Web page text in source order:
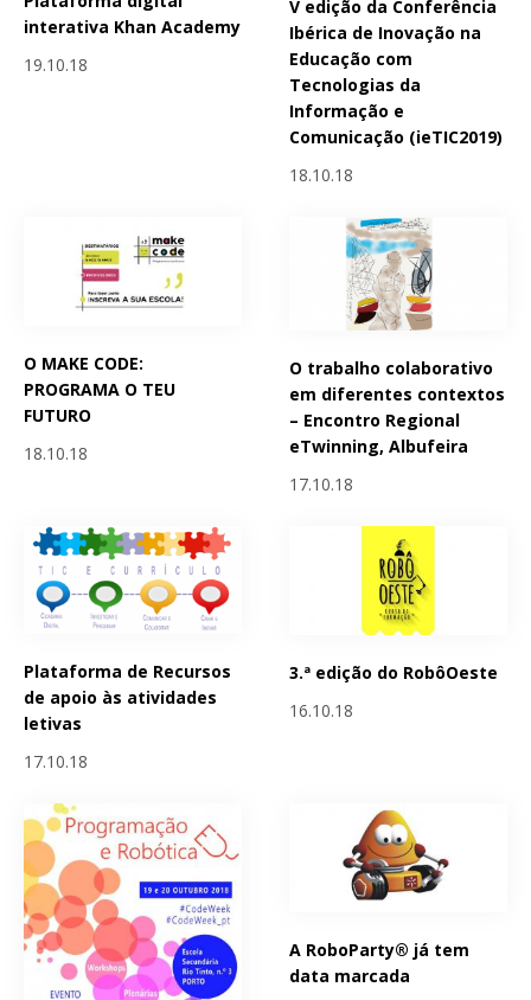
interativa Khan Academy
19.10.18
V edição da Conferência
Ibérica de Inovação na
Educação com
Tecnologias da
Informação e
Comunicação (ieTIC2019)
18.10.18
O MAKE CODE:
PROGRAMA O TEU
FUTURO
18.10.18
O trabalho colaborativo
em diferentes contextos
– Encontro Regional
eTwinning, Albufeira
17.10.18
Plataforma de Recursos
de apoio às atividades
letivas
17.10.18
3.ª edição do RobôOeste
16.10.18
A RoboParty® já tem
data marcada